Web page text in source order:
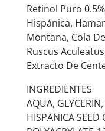
Retinol Puro
Hispánica,
Montana, Cola
Ruscus
Extracto De
INGREDIENTES
AQUA,
HISPANICA SEED